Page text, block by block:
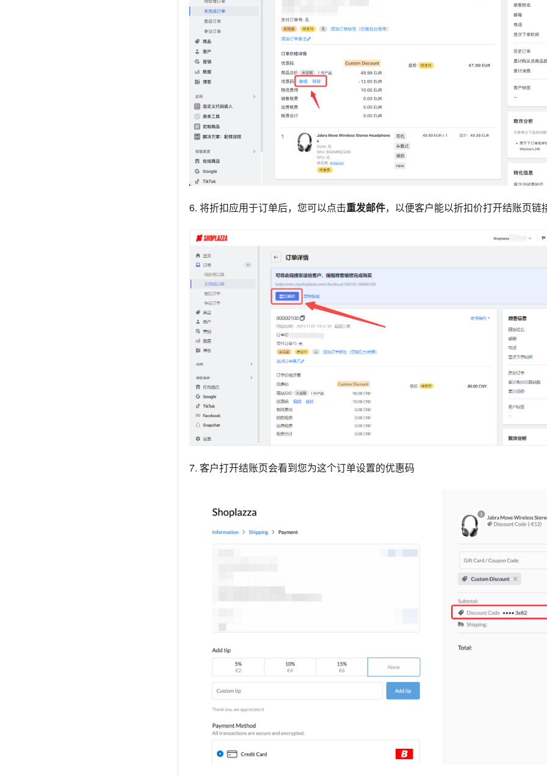
6. 将折扣应用于订单后，您可以点击重发邮件，以便客户能以折扣价打开结账页链
7. 客户打开结账页会看到您为这个订单设置的优惠码